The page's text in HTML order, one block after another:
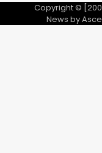
Copyright ©
News by